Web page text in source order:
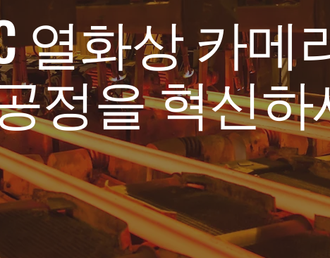
열화상 카메
정을 혁신